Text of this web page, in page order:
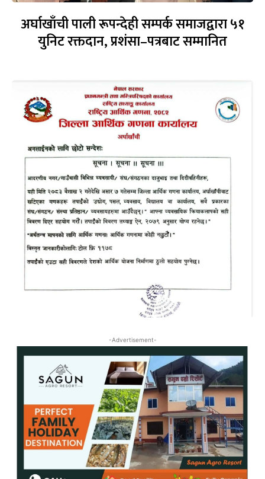
अर्घाखाँची पाली रूपन्देही सम्पर्क समाजद्वारा ५१
युनिट रक्तदान, प्रशंसा–पत्रबाट सम्मानित
-Advertisement-